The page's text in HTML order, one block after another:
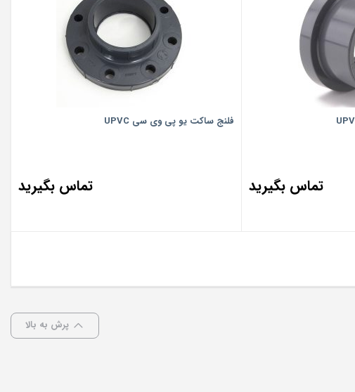
تماس بگیرید
فلنج ساکت یو پی وی سی UPVC
تماس بگیرید
پرش به بالا